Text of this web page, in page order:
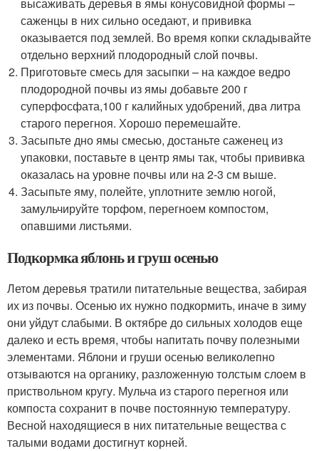
саженцы в них сильно оседают, и прививка
оказывается под землей. Во время копки складывайте
отдельно верхний плодородный слой почвы.
Приготовьте смесь для засыпки – на каждое ведро
плодородной почвы из ямы добавьте 200 г
суперфосфата,100 г калийных удобрений, два литра
старого перегноя. Хорошо перемешайте.
Засыпьте дно ямы смесью, достаньте саженец из
упаковки, поставьте в центр ямы так, чтобы прививка
оказалась на уровне почвы или на 2-3 см выше.
Засыпьте яму, полейте, уплотните землю ногой,
замульчируйте торфом, перегноем компостом,
опавшими листьями.
Подкормка яблонь и груш осенью
Летом деревья тратили питательные вещества, забирая
их из почвы. Осенью их нужно подкормить, иначе в зиму
они уйдут слабыми. В октябре до сильных холодов еще
далеко и есть время, чтобы напитать почву полезными
элементами. Яблони и груши осенью великолепно
отзываются на органику, разложенную толстым слоем в
приствольном кругу. Мульча из старого перегноя или
компоста сохранит в почве постоянную температуру.
Весной находящиеся в них питательные вещества с
талыми водами достигнут корней.